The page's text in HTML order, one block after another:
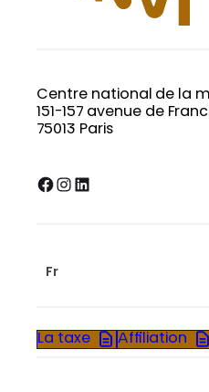
Centre national de la
151-157 avenue de
75013 Paris
Facebook InstagramLinkedIn
Fr
La taxe Affiliation